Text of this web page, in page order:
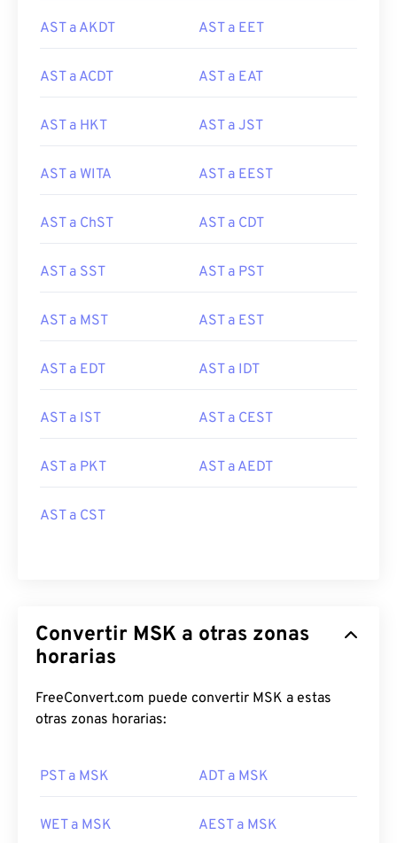
AST a AKDT AST a EET
AST a ACDT AST a EAT
AST a HKT AST a JST
AST a WITA AST a EEST
AST a ChST AST a CDT
AST a SST AST a PST
AST a MST AST a EST
AST a EDT AST a IDT
AST a IST AST a CEST
AST a PKT AST a AEDT
AST a CST
Convertir MSK a otras zonas
horarias
FreeConvert.com puede convertir MSK a estas
otras zonas horarias:
PST a MSK ADT a MSK
WET a MSK AEST a MSK